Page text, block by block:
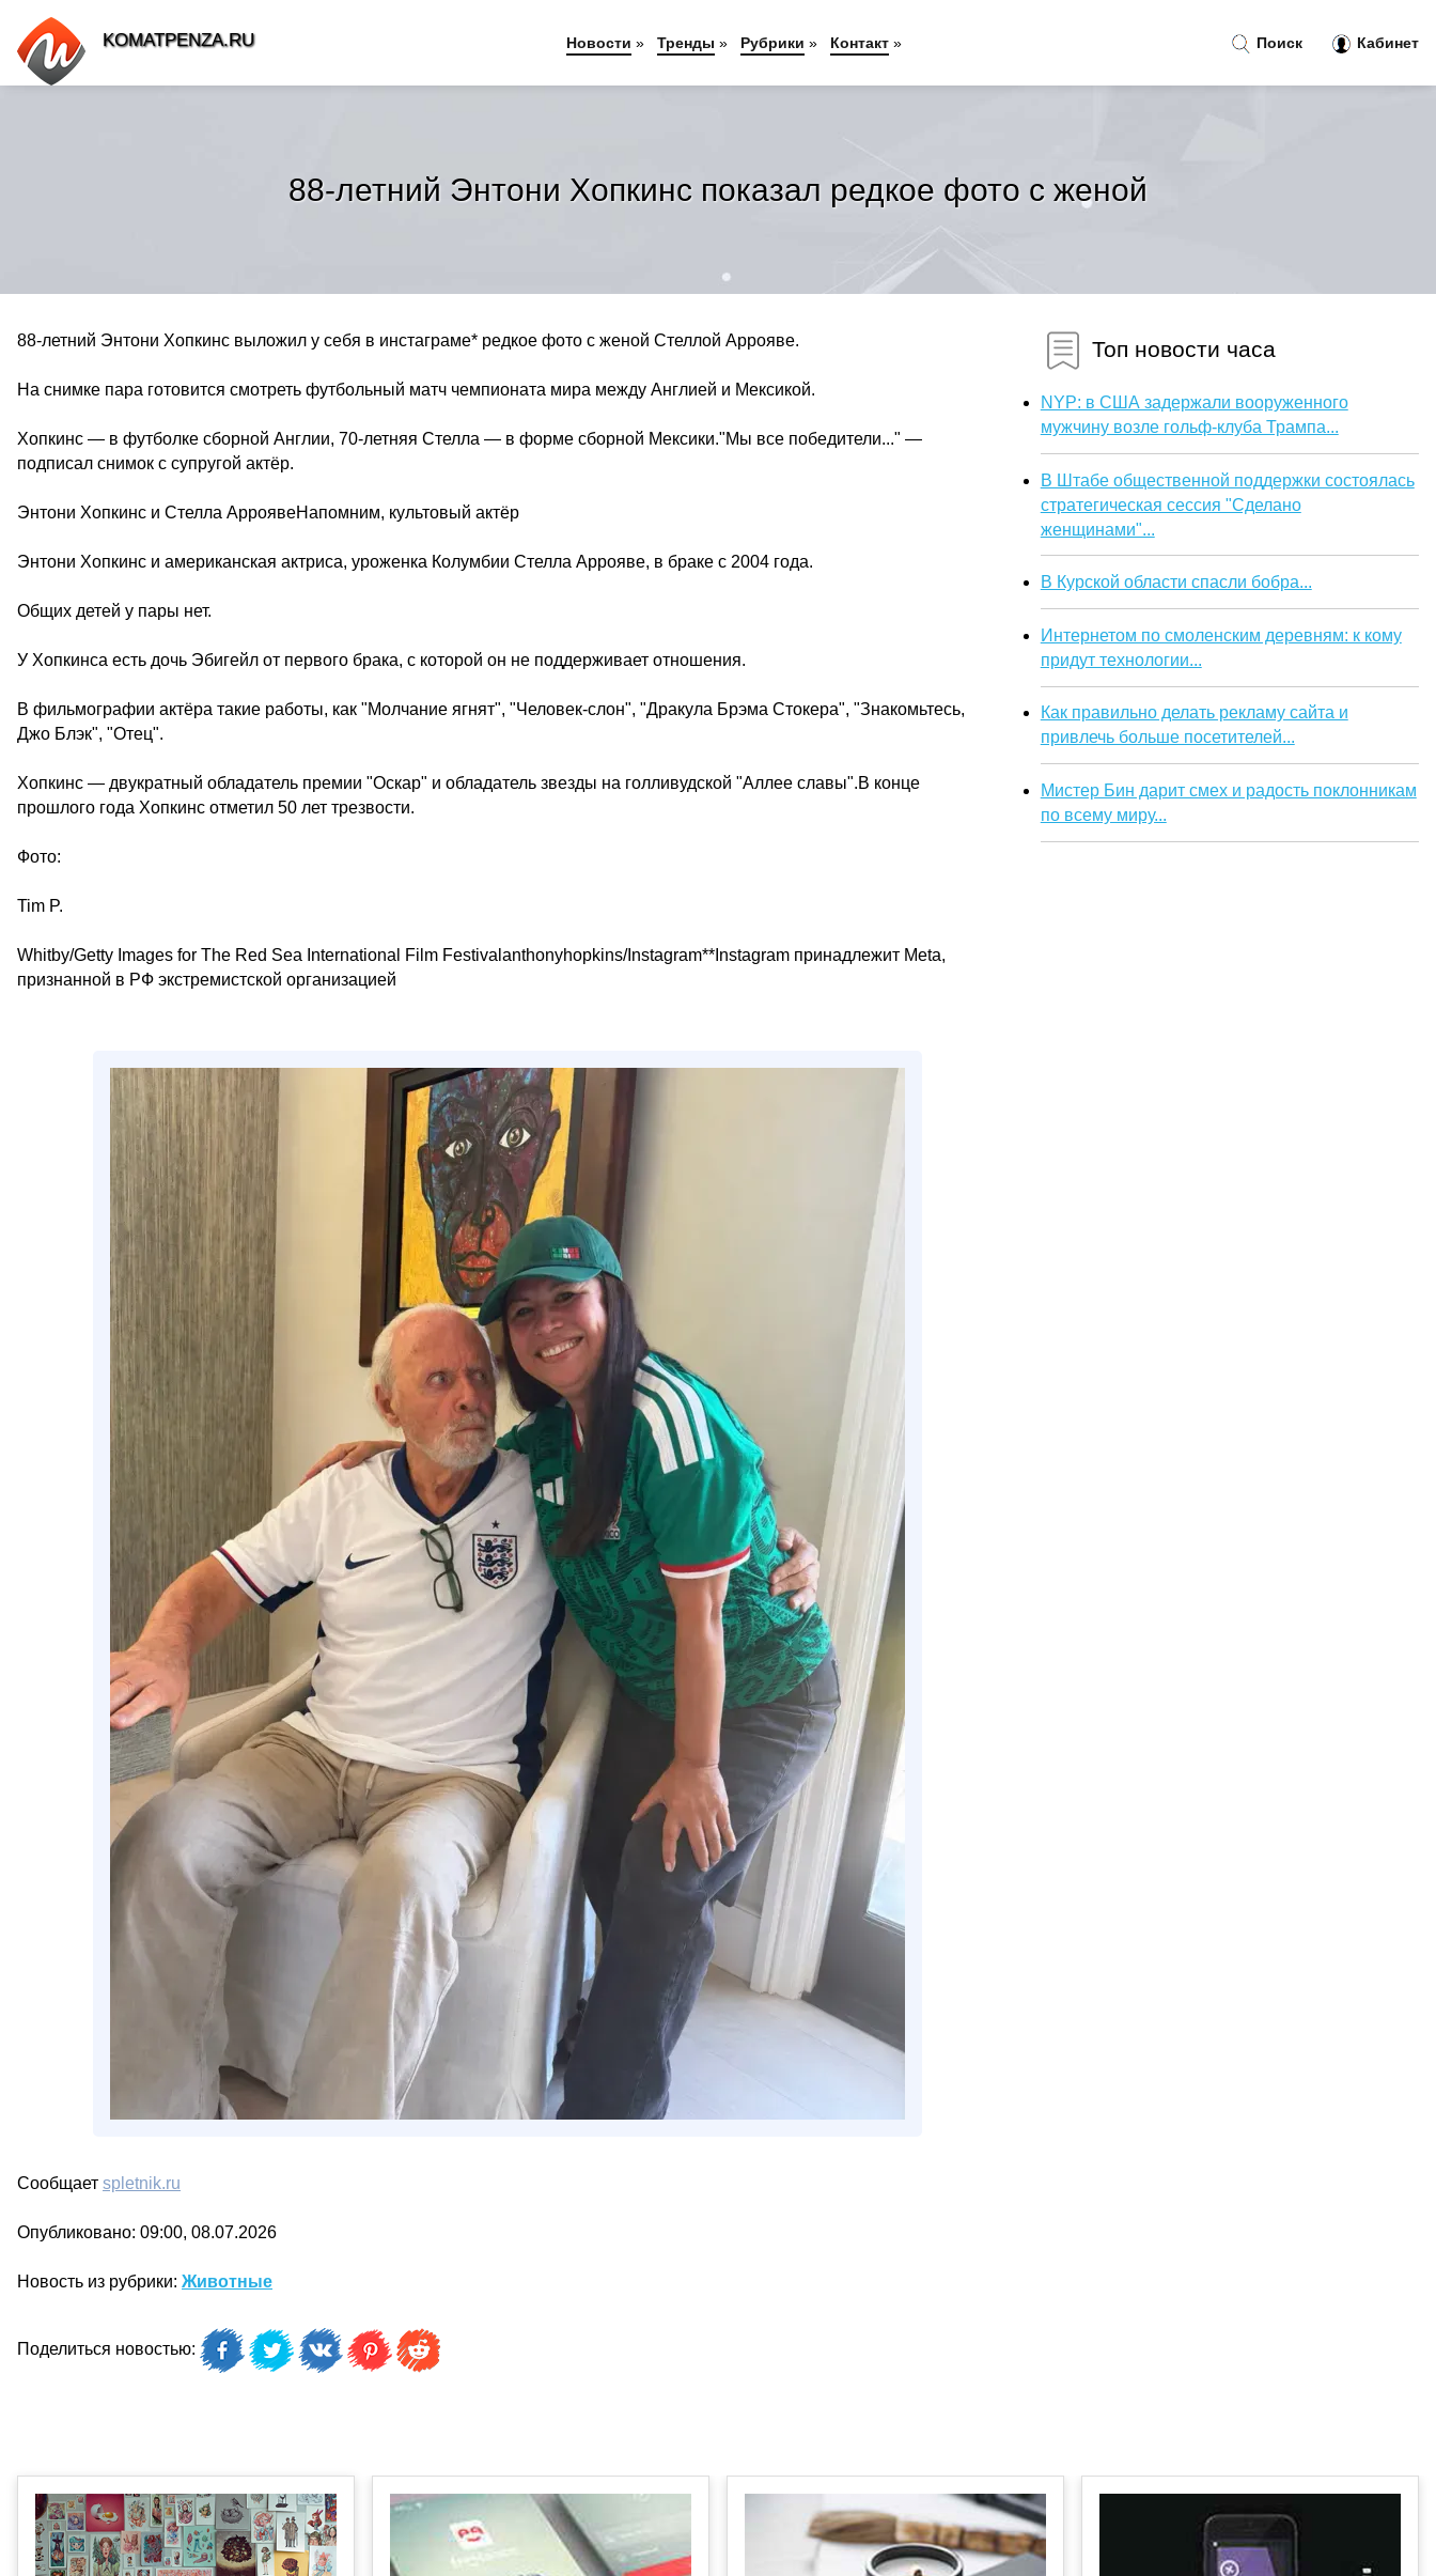
88-летний Энтони Хопкинс показал редкое фото с женой
88-летний Энтони Хопкинс выложил у себя в инстаграме* редкое фото с женой Стеллой Аррояве.
На снимке пара готовится смотреть футбольный матч чемпионата мира между Англией и Мексикой.
Хопкинс — в футболке сборной Англии, 70-летняя Стелла — в форме сборной Мексики."Мы все победители..." —
подписал снимок с супругой актёр.
Энтони Хопкинс и Стелла АрроявеНапомним, культовый актёр
Энтони Хопкинс и американская актриса, уроженка Колумбии Стелла Аррояве, в браке с 2004 года.
Общих детей у пары нет.
У Хопкинса есть дочь Эбигейл от первого брака, с которой он не поддерживает отношения.
В фильмографии актёра такие работы, как "Молчание ягнят", "Человек-слон", "Дракула Брэма Стокера", "Знакомьтесь,
Джо Блэк", "Отец".
Хопкинс — двукратный обладатель премии "Оскар" и обладатель звезды на голливудской "Аллее славы".В конце
прошлого года Хопкинс отметил 50 лет трезвости.
Фото:
Tim P.
Whitby/Getty Images for The Red Sea International Film Festivalanthonyhopkins/Instagram**Instagram принадлежит Meta,
признанной в РФ экстремистской организацией
Сообщает spletnik.ru
Опубликовано: 09:00, 08.07.2026
Новость из рубрики: Животные
Поделиться новостью:
Топ новости часа
NYP: в США задержали вооруженного
мужчину возле гольф-клуба Трампа...
В Штабе общественной поддержки состоялась
стратегическая сессия "Сделано
женщинами"...
В Курской области спасли бобра...
Интернетом по смоленским деревням: к кому
придут технологии...
Как правильно делать рекламу сайта и
привлечь больше посетителей...
Мистер Бин дарит смех и радость поклонникам
по всему миру...
Поиск Кабинет
KOMATPENZA.RU Новости » Тренды » Рубрики » Контакт »